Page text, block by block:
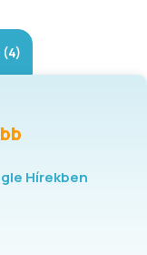
(4)
Hírekben